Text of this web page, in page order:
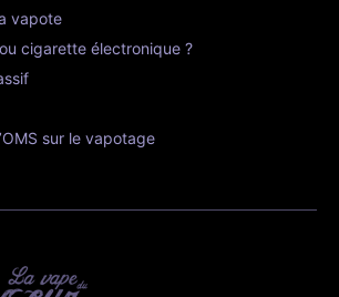
vapote
cigarette électronique ?
sur le vapotage